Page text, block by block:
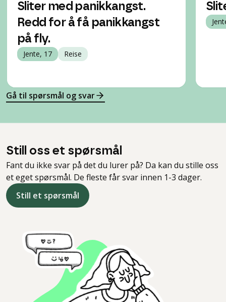
Sliter med panikkangst.
Redd for å få panikkangst
på fly.
Jente, 17 Reise
Gå til spørsmål og svar
Still oss et spørsmål
Fant du ikke svar på det du lurer på? Da kan du stille oss
et eget spørsmål. De fleste får svar innen 1-3 dager.
Still et spørsmål